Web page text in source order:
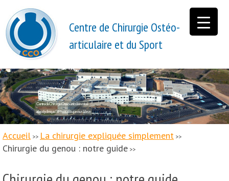
Centre de Chirurgie Ostéo-
articulaire et du Sport
Centre de Chirurgie Ostéo-articulaire situé
à la polyclinique St Privat à Boujan-sur-Libron
Accueil >> La chirurgie expliquée simplement >>
Chirurgie du genou : notre guide >>